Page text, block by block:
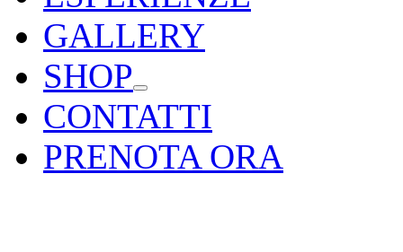
GALLERY
SHOP
CONTATTI
PRENOTA ORA